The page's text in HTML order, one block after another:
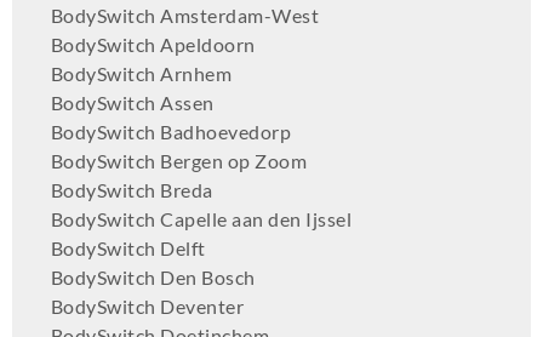
BodySwitch Amsterdam-West
BodySwitch Apeldoorn
BodySwitch Arnhem
BodySwitch Assen
BodySwitch Badhoevedorp
BodySwitch Bergen op Zoom
BodySwitch Breda
BodySwitch Capelle aan den Ijssel
BodySwitch Delft
BodySwitch Den Bosch
BodySwitch Deventer